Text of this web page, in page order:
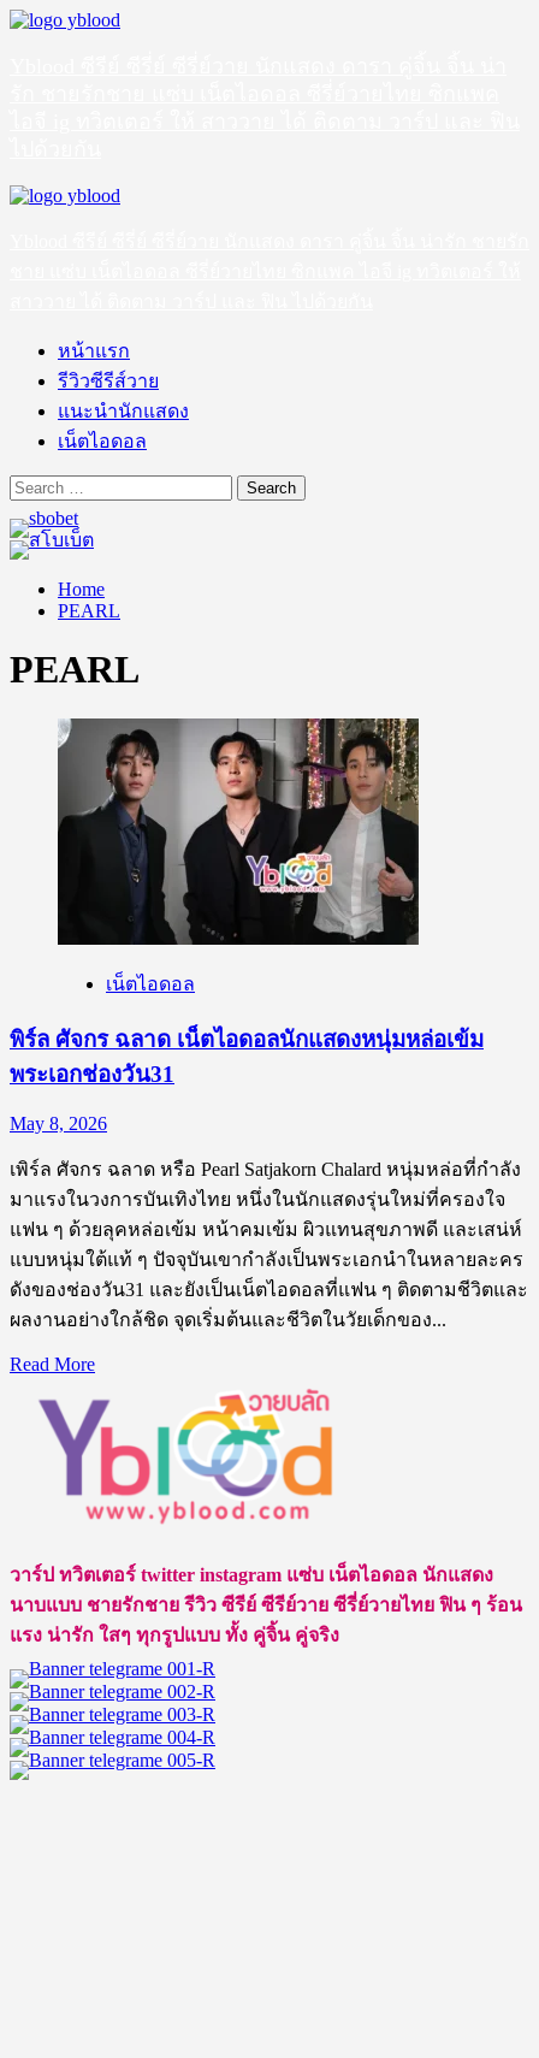
Skip
Primary
หน้าแรก
รีวิวซีรีส์วาย
แนะนำนักแสดง
เน็ตไอดอล
Search
for:
Home
PEARL
PEARL
เน็ตไอดอล
พิร์ล ศัจกร ฉลาด เน็ตไอดอลนักแสดงหนุ่มหล่อเข้ม
พระเอกช่องวัน31
May 8, 2026
เพิร์ล ศัจกร ฉลาด หรือ Pearl Satjakorn Chalard หนุ่มหล่อที่กำลัง
มาแรงในวงการบันเทิงไทย หนึ่งในนักแสดงรุ่นใหม่ที่ครองใจ
แฟน ๆ ด้วยลุคหล่อเข้ม หน้าคมเข้ม ผิวแทนสุขภาพดี และเสน่ห์
แบบหนุ่มใต้แท้ ๆ ปัจจุบันเขากำลังเป็นพระเอกนำในหลายละคร
ดังของช่องวัน31 และยังเป็นเน็ตไอดอลที่แฟน ๆ ติดตามชีวิตและ
ผลงานอย่างใกล้ชิด จุดเริ่มต้นและชีวิตในวัยเด็กของ...
Read MoreRead
about
พิร์
ศัจ
กร
เน็ต
ไอ
ดอ
ลนัก
แสดง
หนุ่ม
หล่อ
วาร์ป ทวิตเตอร์ twitter instagram แซ่บ เน็ตไอดอล นักแสดง
นาบแบบ ชายรักชาย รีวิว ซีรีย์ ซีรีย์วาย ซีรี่ย์วายไทย ฟิน ๆ ร้อน
แรง น่ารัก ใสๆ ทุกรูปแบบ ทั้ง คู่จิ้น คู่จริง